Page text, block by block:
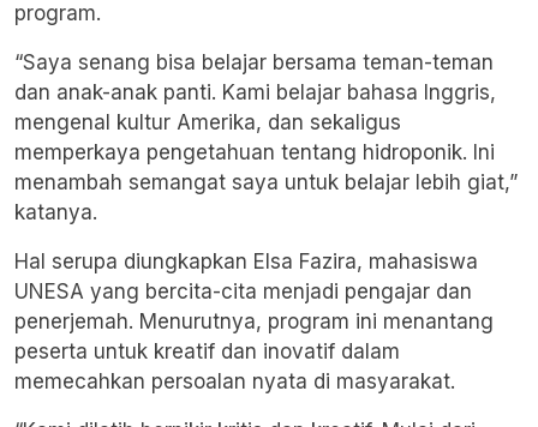
program.
“Saya senang bisa belajar bersama teman-teman
dan anak-anak panti. Kami belajar bahasa Inggris,
mengenal kultur Amerika, dan sekaligus
memperkaya pengetahuan tentang hidroponik. Ini
menambah semangat saya untuk belajar lebih giat,”
katanya.
Hal serupa diungkapkan Elsa Fazira, mahasiswa
UNESA yang bercita-cita menjadi pengajar dan
penerjemah. Menurutnya, program ini menantang
peserta untuk kreatif dan inovatif dalam
memecahkan persoalan nyata di masyarakat.